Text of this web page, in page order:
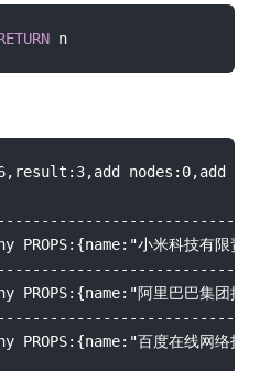
nodes:0,add
PROPS:{name:"小米科技有限
PROPS:{name:"阿里巴巴集团